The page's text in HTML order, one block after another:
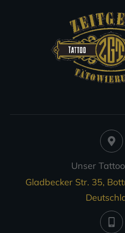
Unser
Gladbecker Str. 35,